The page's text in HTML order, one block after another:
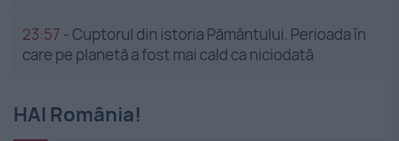
23:57 -Cuptorul din istoria Pământului. Perioada în
care pe planetă a fost mai cald ca niciodată
HAI România!